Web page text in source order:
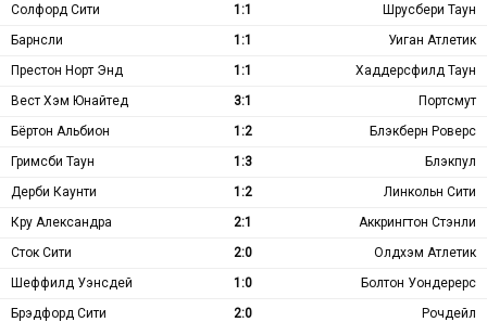
Солфорд Сити
1:1
Шрусбери Таун
Барнсли
1:1
Уиган Атлетик
Престон Норт Энд
1:1
Хаддерсфилд Таун
Вест Хэм Юнайтед
3:1
Портсмут
Бёртон Альбион
1:2
Блэкберн Роверс
Гримсби Таун
1:3
Блэкпул
Дерби Каунти
1:2
Линкольн Сити
Кру Александра
2:1
Аккрингтон Стэнли
Сток Сити
2:0
Олдхэм Атлетик
Шеффилд Уэнсдей
1:0
Болтон Уондерерс
Брэдфорд Сити
2:0
Рочдейл